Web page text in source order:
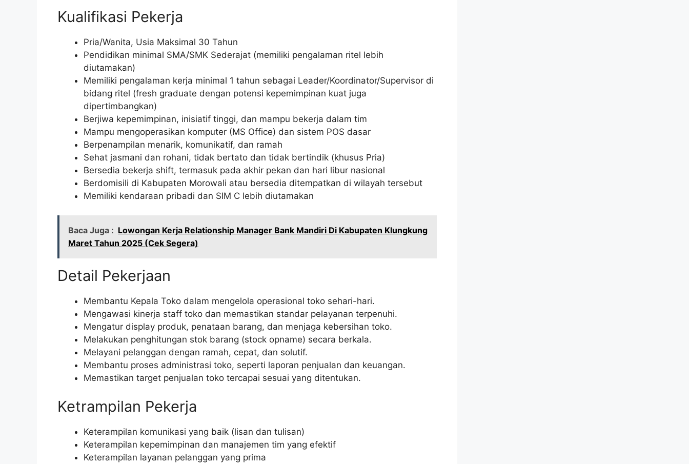
Kualifikasi Pekerja
Pria/Wanita, Usia Maksimal 30 Tahun
Pendidikan minimal SMA/SMK Sederajat (memiliki pengalaman ritel lebih
diutamakan)
Memiliki pengalaman kerja minimal 1 tahun sebagai Leader/Koordinator/Supervisor di
bidang ritel (fresh graduate dengan potensi kepemimpinan kuat juga
dipertimbangkan)
Berjiwa kepemimpinan, inisiatif tinggi, dan mampu bekerja dalam tim
Mampu mengoperasikan komputer (MS Office) dan sistem POS dasar
Berpenampilan menarik, komunikatif, dan ramah
Sehat jasmani dan rohani, tidak bertato dan tidak bertindik (khusus Pria)
Bersedia bekerja shift, termasuk pada akhir pekan dan hari libur nasional
Berdomisili di Kabupaten Morowali atau bersedia ditempatkan di wilayah tersebut
Memiliki kendaraan pribadi dan SIM C lebih diutamakan
Baca Juga : Lowongan Kerja Relationship Manager Bank Mandiri Di Kabupaten Klungkung
Maret Tahun 2025 (Cek Segera)
Detail Pekerjaan
Membantu Kepala Toko dalam mengelola operasional toko sehari-hari.
Mengawasi kinerja staff toko dan memastikan standar pelayanan terpenuhi.
Mengatur display produk, penataan barang, dan menjaga kebersihan toko.
Melakukan penghitungan stok barang (stock opname) secara berkala.
Melayani pelanggan dengan ramah, cepat, dan solutif.
Membantu proses administrasi toko, seperti laporan penjualan dan keuangan.
Memastikan target penjualan toko tercapai sesuai yang ditentukan.
Ketrampilan Pekerja
Keterampilan komunikasi yang baik (lisan dan tulisan)
Keterampilan kepemimpinan dan manajemen tim yang efektif
Keterampilan layanan pelanggan yang prima